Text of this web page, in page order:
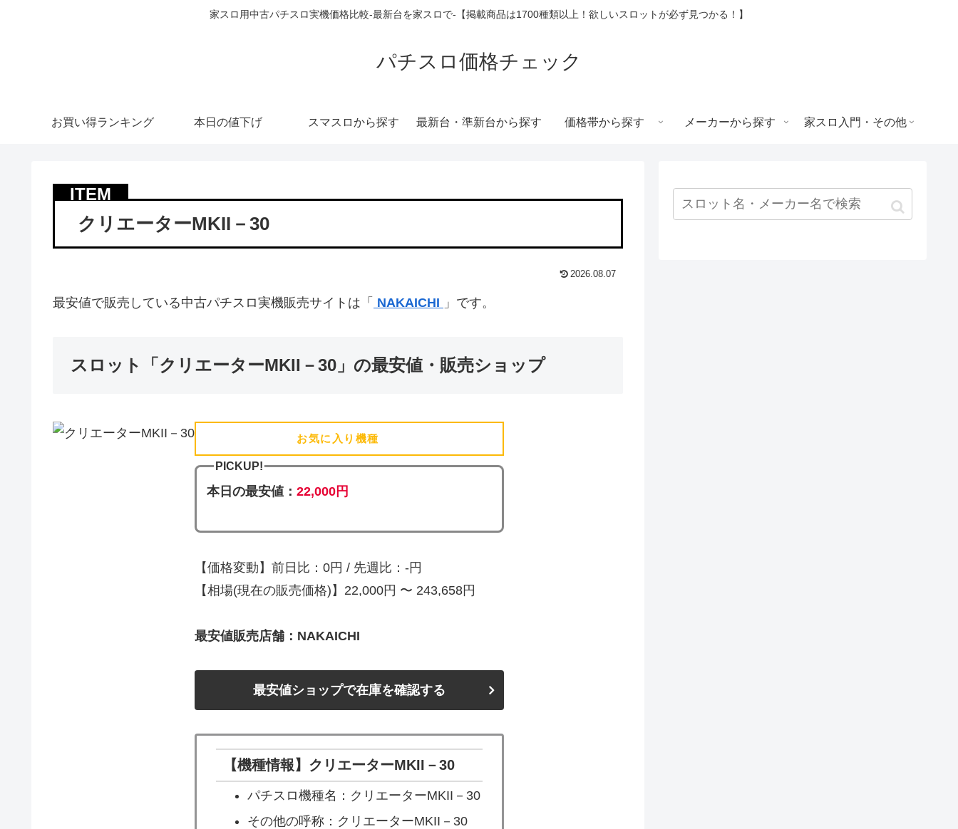
家スロ用中古パチスロ実機価格比較-最新台を家スロで-【掲載商品は1700種類以上！欲しいスロットが必ず見つかる！】
パチスロ価格チェック
お買い得ランキング 本日の値下げ スマスロから探す 最新台・準新台から探す 価格帯から探す メーカーから探す 家スロ入門・その他
クリエーターMKII－30
2026.08.07
最安値で販売している中古パチスロ実機販売サイトは「 NAKAICHI 」です。
スロット「クリエーターMKII－30」の最安値・販売ショップ
お気に入り機種
PICKUP!
本日の最安値：22,000円
【価格変動】前日比：0円 / 先週比：-円
【相場(現在の販売価格)】22,000円 〜 243,658円
最安値販売店舗：NAKAICHI
最安値ショップで在庫を確認する
【機種情報】クリエーターMKII－30
パチスロ機種名：クリエーターMKII－30
その他の呼称：クリエーターMKII－30